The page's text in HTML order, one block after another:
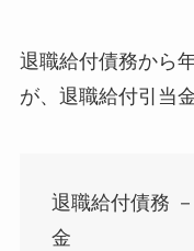
退職給付債務から
が、退職給付引当
退職給付債務
金